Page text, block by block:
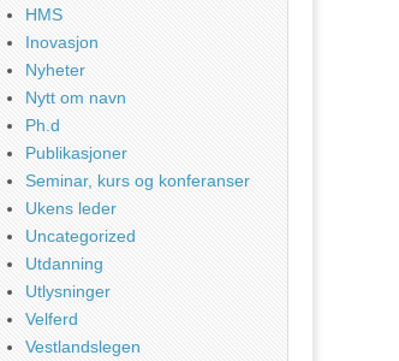
HMS
Inovasjon
Nyheter
Nytt om navn
Ph.d
Publikasjoner
Seminar, kurs og konferanser
Ukens leder
Uncategorized
Utdanning
Utlysninger
Velferd
Vestlandslegen